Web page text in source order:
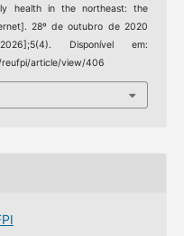
health in the northeast: the
28º de outubro de 2020
Disponível em:
article/view/406